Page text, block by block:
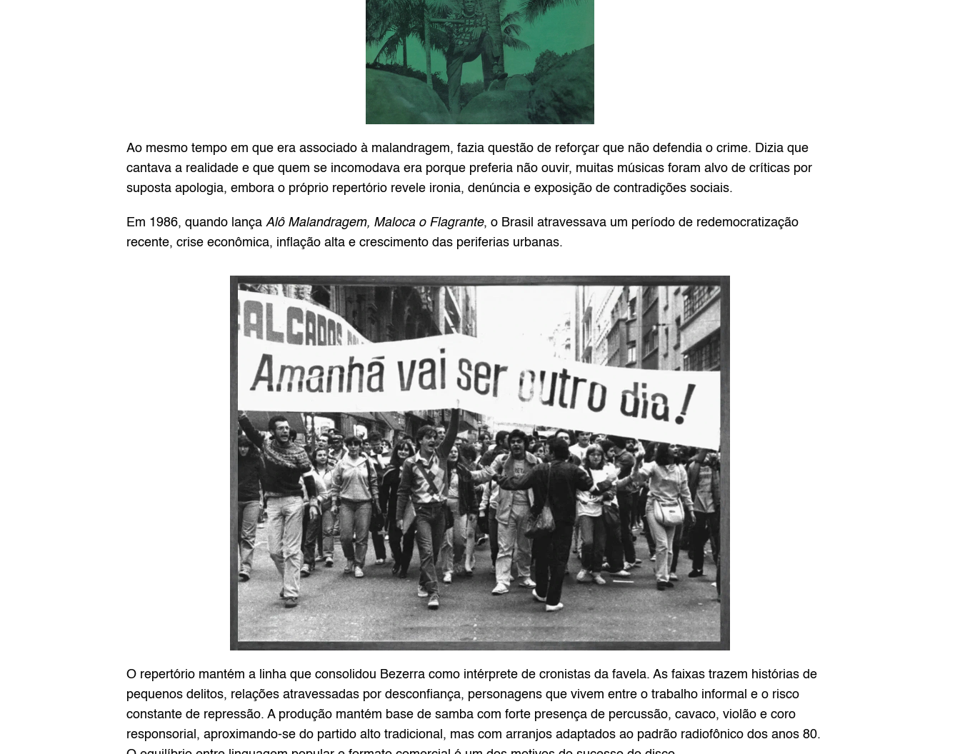
Ao mesmo tempo em que era associado à malandragem, fazia questão de reforçar que não defendia o crime. Dizia que
cantava a realidade e que quem se incomodava era porque preferia não ouvir, muitas músicas foram alvo de críticas por
suposta apologia, embora o próprio repertório revele ironia, denúncia e exposição de contradições sociais.
Em 1986, quando lança Alô Malandragem, Maloca o Flagrante, o Brasil atravessava um período de redemocratização
recente, crise econômica, inflação alta e crescimento das periferias urbanas.
O repertório mantém a linha que consolidou Bezerra como intérprete de cronistas da favela. As faixas trazem histórias de
pequenos delitos, relações atravessadas por desconfiança, personagens que vivem entre o trabalho informal e o risco
constante de repressão. A produção mantém base de samba com forte presença de percussão, cavaco, violão e coro
responsorial, aproximando-se do partido alto tradicional, mas com arranjos adaptados ao padrão radiofônico dos anos 80.